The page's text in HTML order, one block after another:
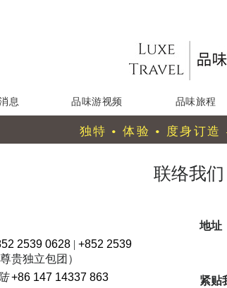
息 品味游视频 品味旅程
独特 • 体验 • 度身订造
联络我们
2539 0628 | +852 2539
尊贵独立包团）
+86 147 14337 863
地址
紧贴